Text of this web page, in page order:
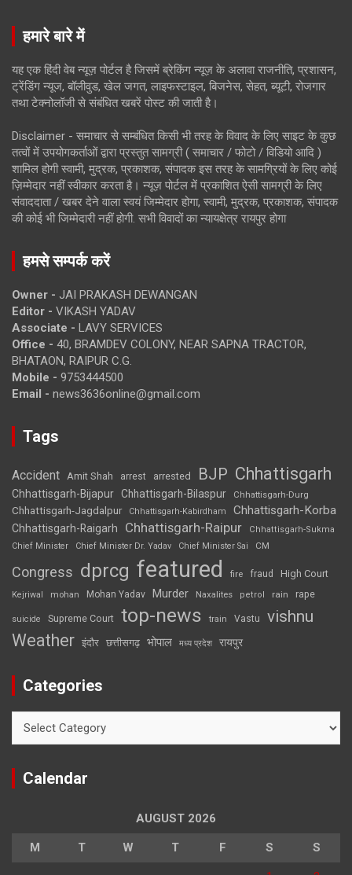
हमारे बारे में
यह एक हिंदी वेब न्यूज़ पोर्टल है जिसमें ब्रेकिंग न्यूज़ के अलावा राजनीति, प्रशासन,
ट्रेंडिंग न्यूज, बॉलीवुड, खेल जगत, लाइफस्टाइल, बिजनेस, सेहत, ब्यूटी, रोजगार
तथा टेक्नोलॉजी से संबंधित खबरें पोस्ट की जाती है।
Disclaimer - समाचार से सम्बंधित किसी भी तरह के विवाद के लिए साइट के कुछ
तत्वों में उपयोगकर्ताओं द्वारा प्रस्तुत सामग्री ( समाचार / फोटो / विडियो आदि )
शामिल होगी स्वामी, मुद्रक, प्रकाशक, संपादक इस तरह के सामग्रियों के लिए कोई
ज़िम्मेदार नहीं स्वीकार करता है। न्यूज़ पोर्टल में प्रकाशित ऐसी सामग्री के लिए
संवाददाता / खबर देने वाला स्वयं जिम्मेदार होगा, स्वामी, मुद्रक, प्रकाशक, संपादक
की कोई भी जिम्मेदारी नहीं होगी. सभी विवादों का न्यायक्षेत्र रायपुर होगा
हमसे सम्पर्क करें
Owner - JAI PRAKASH DEWANGAN
Editor - VIKASH YADAV
Associate - LAVY SERVICES
Office - 40, BRAMDEV COLONY, NEAR SAPNA TRACTOR,
BHATAON, RAIPUR C.G.
Mobile - 9753444500
Email - news3636online@gmail.com
Tags
Accident Amit Shah arrest arrested BJP Chhattisgarh
Chhattisgarh-Bijapur Chhattisgarh-Bilaspur Chhattisgarh-Durg
Chhattisgarh-Jagdalpur Chhattisgarh-Kabirdham Chhattisgarh-Korba
Chhattisgarh-Raigarh Chhattisgarh-Raipur
Chhattisgarh-Sukma
Chief Minister
Chief Minister Dr. Yadav Chief Minister Sai CM
Congress dprcg featured fire fraud High Court
Kejriwal mohan Mohan Yadav Murder Naxalites petrol rain rape
suicide Supreme Court top-news train Vastu vishnu
Weather इंदौर छत्तीसगढ़ भोपाल मध्य प्रदेश रायपुर
Categories
Calendar
AUGUST 2026
M T W T F S S